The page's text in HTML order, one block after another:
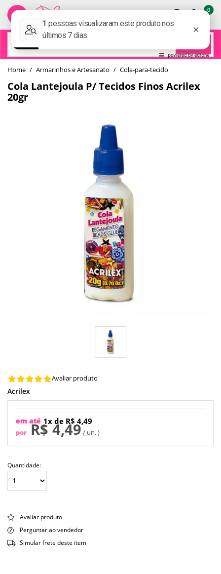
0
home Armarinhos e Artesanato cola-para-tecido
Cola Lantejoula P/ Tecidos Finos Acrilex
20gr
Avaliar produto
Acrilex
por R$ 4,49/ un.
em até 1x de R$ 4,49
Quantidade:
Avaliar produto
Perguntar ao vendedor
Simular frete deste item